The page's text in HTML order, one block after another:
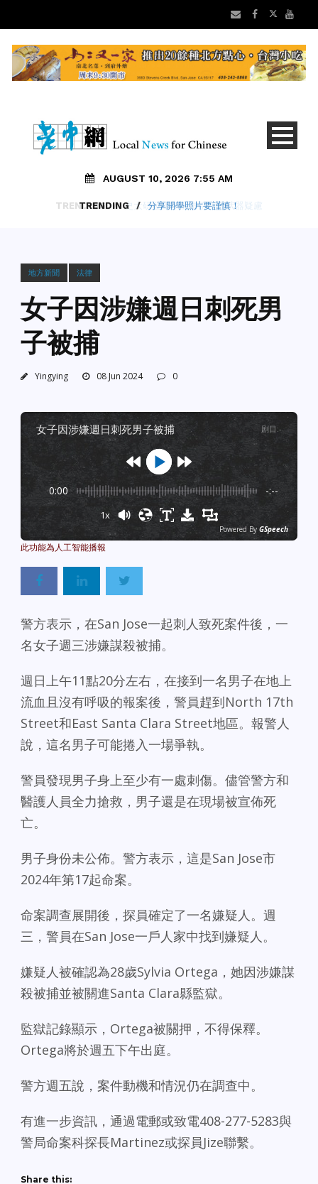
AUGUST 10, 2026 7:55 AM
TRENDING / 分享開學照片要謹慎！
地方新聞 法律
女子因涉嫌週日刺死男
子被捕
Yingying 08 Jun 2024 0
女子因涉嫌週日刺死男子被捕 剧目 :-
0:00 -:--
1x
Powered By GSpeech
警方表示，在San Jose一起刺人致死案件後，一
名女子週三涉嫌謀殺被捕。
週日上午11點20分左右，在接到一名男子在地上
流血且沒有呼吸的報案後，警員趕到North 17th
Street和East Santa Clara Street地區。報警人
說，這名男子可能捲入一場爭執。
警員發現男子身上至少有一處刺傷。儘管警方和
醫護人員全力搶救，男子還是在現場被宣佈死
亡。
男子身份未公佈。警方表示，這是San Jose市
2024年第17起命案。
命案調查展開後，探員確定了一名嫌疑人。週
三，警員在San Jose一戶人家中找到嫌疑人。
嫌疑人被確認為28歲Sylvia Ortega，她因涉嫌謀
殺被捕並被關進Santa Clara縣監獄。
監獄記錄顯示，Ortega被關押，不得保釋。
Ortega將於週五下午出庭。
警方週五說，案件動機和情況仍在調查中。
有進一步資訊，通過電郵或致電408-277-5283與
警局命案科探長Martinez或探員Jize聯繫。
Share this: